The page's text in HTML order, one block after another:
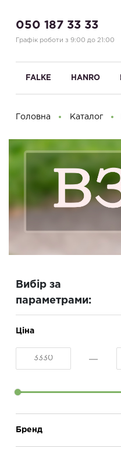
050 187 33 33
Графік роботи з 9:00 до 21:00
FALKE HANRO
Головна Каталог
Вибір за
параметрами:
Ціна
Бренд